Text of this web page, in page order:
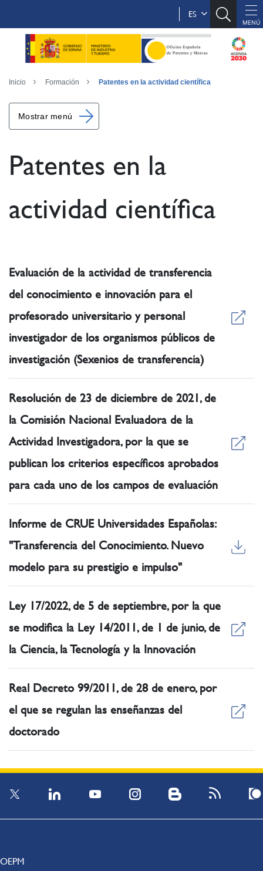
ES
Inicio Formación Patentes en la actividad científica
Mostrar menú
Patentes en la
actividad científica
Evaluación de la actividad de transferencia
del conocimiento e innovación para el
profesorado universitario y personal
investigador de los organismos públicos de
investigación (Sexenios de transferencia)
Resolución de 23 de diciembre de 2021, de
la Comisión Nacional Evaluadora de la
Actividad Investigadora, por la que se
publican los criterios específicos aprobados
para cada uno de los campos de evaluación
Informe de CRUE Universidades Españolas:
"Transferencia del Conocimiento. Nuevo
modelo para su prestigio e impulso"
Ley 17/2022, de 5 de septiembre, por la que
se modifica la Ley 14/2011, de 1 de junio, de
la Ciencia, la Tecnología y la Innovación
Real Decreto 99/2011, de 28 de enero, por
el que se regulan las enseñanzas del
doctorado
OEPM